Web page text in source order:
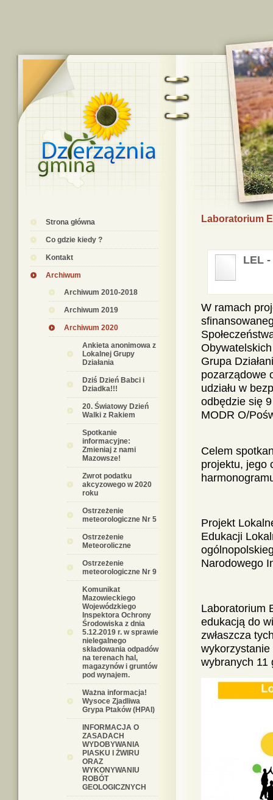
Strona główna
Co gdzie kiedy ?
Kontakt
Archiwum
Archiwum 2010-2018
Archiwum 2019
Archiwum 2020
Ankieta anonimowa z
Lokalnej Grupy
Działania
Dziś Dzień Babci i
Dziadka!!!
20. Światowy Dzień
Walki z Rakiem
Spotkanie
informacyjne:
Zmieniaj z nami
Mazowsze!
Zwrot podatku
akcyzowego w 2020
roku
Ostrzeżenie
meteorologiczne Nr 5
Ostrzeżenie
Meteoroliczne
Ostrzeżenie
meteorologiczne Nr 9
Komunikat
Mazowieckiego
Wojewódzkiego
Inspektora Ochrony
Środowiska z dnia
5.12.2019 r. w sprawie
nielegalnego
składowania odpadów
na terenach hal,
magazynów i gruntów
pod wynajem.
Ważna informacja!
Wysoce Zjadliwa
Grypa Ptaków (HPAI)
INFORMACJA O
ZASADACH
WYDOBYWANIA
PIASKU I ŻWIRU
ORAZ
WYKONYWANIU
ROBÓT
GEOLOGICZNYCH
Laboratorium
LEL
W ramach
Grupa
pozarządowe
udziału w
odbędzie się
MODR O/
Celem
projektu, jego
Projekt
Edukacji
Narodowego
Laboratorium
edukacją do
zwłaszcza
wykorzystanie
wybranych 11